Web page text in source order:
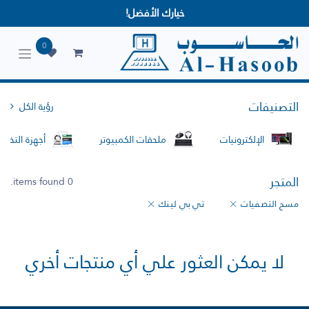
خيارك الأفضل!
0
التصنيفات
رؤية الكل
الإلكترونيات
ملحقات الكمبيوتر أجهزة
المتجر 0 items found.
مسح التصفيات تي بي لينك
لا يمكن العثور علي أي منتجات أخري